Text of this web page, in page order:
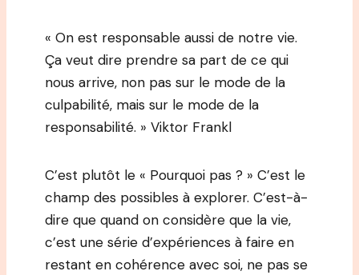
« On est responsable aussi de notre vie.
Ça veut dire prendre sa part de ce qui
nous arrive, non pas sur le mode de la
culpabilité, mais sur le mode de la
responsabilité. » Viktor Frankl
C’est plutôt le « Pourquoi pas ? » C’est le
champ des possibles à explorer. C’est-à-
dire que quand on considère que la vie,
c’est une série d’expériences à faire en
restant en cohérence avec soi, ne pas se